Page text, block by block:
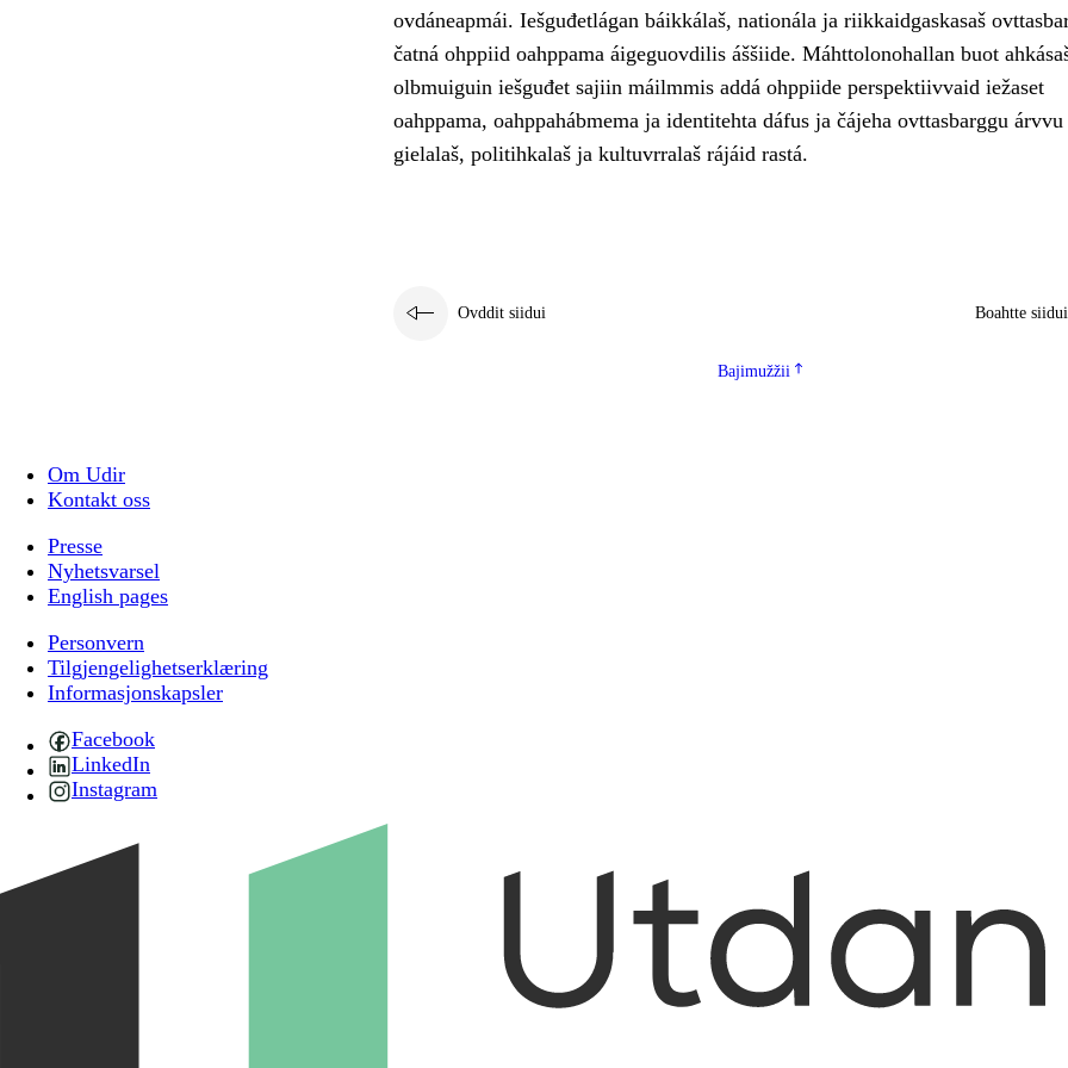
ovdáneapmái. Iešguđetlágan báikkálaš, nationála ja riikkaidgaskasaš
čatná ohppiid oahppama áigeguovdilis áššiide. Máhttolonohallan buot
olbmuiguin iešguđet sajiin máilmmis addá ohppiide perspektiivvaid iežaset
oahppama, oahppahábmema ja identitehta dáfus ja čájeha ovttasbarggu árvvu
gielalaš, politihkalaš ja kultuvrralaš rájáid rastá.
Ovddit siidui Boahtte siidui
Bajimužžii
Om Udir
Kontakt oss
Presse
Nyhetsvarsel
English pages
Personvern
Tilgjengelighetserklæring
Informasjonskapsler
Facebook
LinkedIn
Instagram